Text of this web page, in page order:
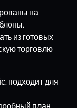
на
из готовых
торговлю
подходит для
план